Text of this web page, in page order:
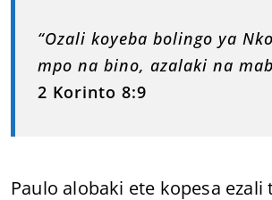
“Ozali koyeba bolingo ya
mpo na bino, azalaki na
2 Korinto 8:9
Paulo alobaki ete kopesa